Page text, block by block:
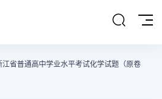
省普通高中学业水平考试化学试题（原卷